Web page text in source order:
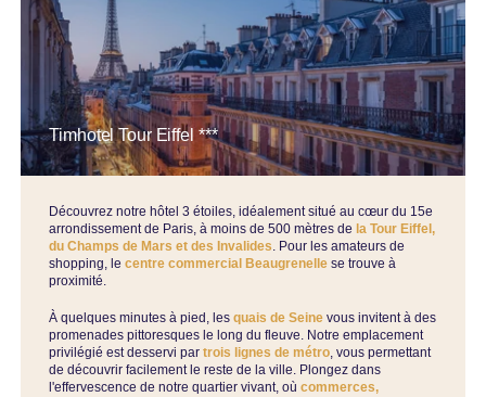
Timhotel Tour Eiffel ***
Découvrez notre hôtel 3 étoiles, idéalement situé au cœur du 15e
arrondissement de Paris, à moins de 500 mètres de la Tour Eiffel,
du Champs de Mars et des Invalides. Pour les amateurs de
shopping, lecentre commercial Beaugrenelle se trouve à
proximité.
À quelques minutes à pied, lesquais de Seine vous invitent à des
promenades pittoresques le long du fleuve. Notre emplacement
privilégié est desservi partrois lignes de métro, vous permettant
de découvrir facilement le reste de la ville. Plongez dans
l'effervescence de notre quartier vivant, oùcommerces,